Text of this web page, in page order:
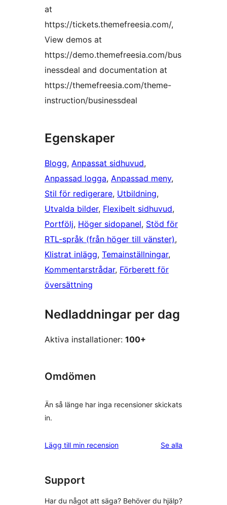
at
https://tickets.themefreesia.com/,
View demos at
https://demo.themefreesia.com/bus
inessdeal and documentation at
https://themefreesia.com/theme-
instruction/businessdeal
Egenskaper
Blogg, Anpassat sidhuvud
Anpassad logga, Anpassad meny
Stil för redigerare, Utbildning
Utvalda bilder, Flexibelt sidhuvud
Portfölj, Höger sidopanel, Stöd för
RTL-språk (från höger till vänster)
Klistrat inlägg, Temainställningar
Kommentarstrådar, Förberett för
översättning
Nedladdningar per dag
Aktiva installationer: 100+
Omdömen
Än så länge har inga recensioner skickats
in.
Lägg till min recension Se alla
Support
Har du något att säga? Behöver du hjälp?